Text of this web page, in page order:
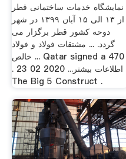
نمایشگاه خدمات ساختمانی قطر
از ۱۳ الی ۱۵ آبان ۱۳۹۹ در شهر
دوحه کشور قطر برگزار می
گردد. ... مشتقات فولاد و فولاد
خالص ... Qatar signed a 470
. اطلاعات بیشتر... 2020 02 23
The Big 5 Construct .